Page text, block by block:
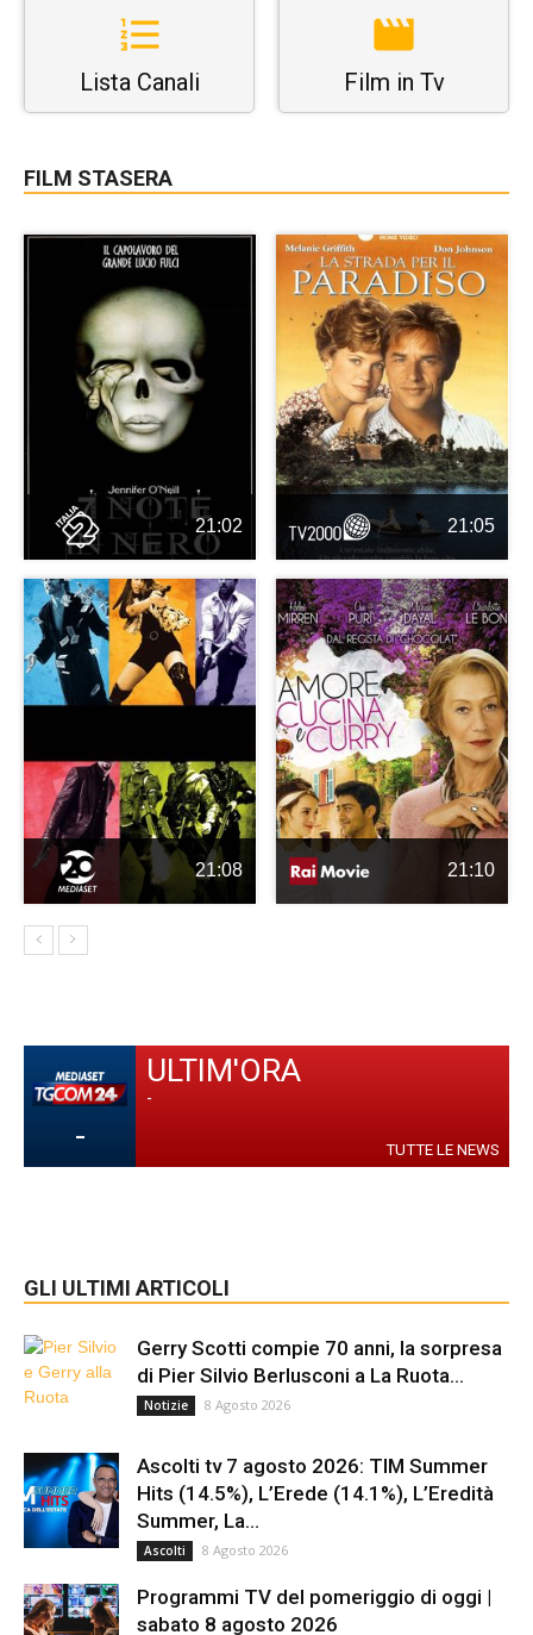
Lista Canali Film in Tv
FILM STASERA
21:02 21:05
21:08 21:10
-
ULTIM'ORA
-
TUTTE LE NEWS
GLI ULTIMI ARTICOLI
Gerry Scotti compie 70 anni, la sorpresa
di Pier Silvio Berlusconi a La Ruota...
Notizie 8 Agosto 2026
Ascolti tv 7 agosto 2026: TIM Summer
Hits (14.5%), L’Erede (14.1%), L’Eredità
Summer, La...
Ascolti 8 Agosto 2026
Programmi TV del pomeriggio di oggi |
sabato 8 agosto 2026